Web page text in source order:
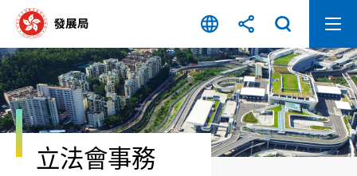
容
開
始
立法會事務